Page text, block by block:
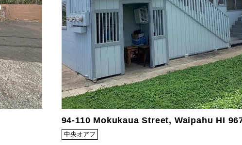
94-110 Mokukaua Street, Waipahu HI
中央オアフ